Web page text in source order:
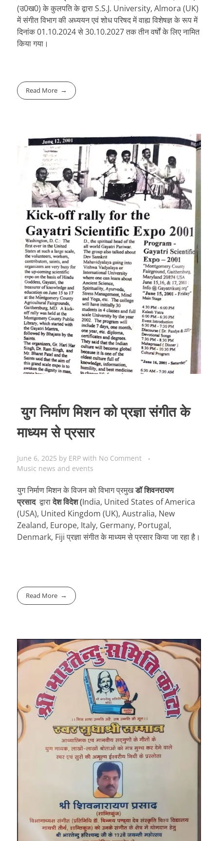
(उ0ख0) के कुलपति के द्वारा S.S.J. University, Almora (UK)
में संगीत विभाग की अध्ययन एवं शोध परिषद में वाह्य विशेषज्ञ के रूप में
दिनांक 01.10.2024 से 30.10.2027 तक तीन वर्षों के लिए नामित
किया गया।
Read More
युग निर्माण मिशन को प्रज्ञा संगीत के
माध्यम से प्रसार
June 6, 2025 by ERP with No Comment
Music news and events
युग निर्माण मिशन के विजन को विभाग प्रमुखडॉ शिवनरायण
प्रसादद्वारादेश विदेश (India, United States of America
(USA), United Kingdom (UK), Australia, New
Zealand, Europe, Italy, Germany, Portugal,
Denmark, Fiji प्रज्ञा संगीत के माध्यम से प्रसार किया जा रहा है।
Read More